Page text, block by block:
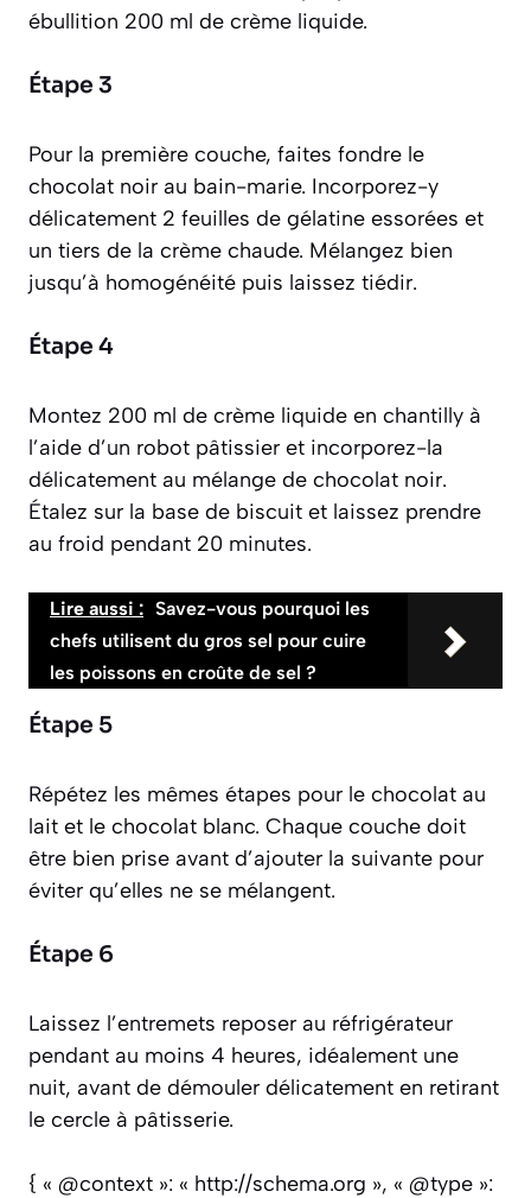
ébullition 200 ml de crème liquide.
Étape 3
Pour la première couche, faites fondre le
chocolat noir au bain-marie. Incorporez-y
délicatement 2 feuilles de gélatine essorées et
un tiers de la crème chaude. Mélangez bien
jusqu’à homogénéité puis laissez tiédir.
Étape 4
Montez 200 ml de crème liquide en chantilly à
l’aide d’un robot pâtissier et incorporez-la
délicatement au mélange de chocolat noir.
Étalez sur la base de biscuit et laissez prendre
au froid pendant 20 minutes.
Lire aussi : Savez-vous pourquoi les
chefs utilisent du gros sel pour cuire
les poissons en croûte de sel ?
Étape 5
Répétez les mêmes étapes pour le chocolat au
lait et le chocolat blanc. Chaque couche doit
être bien prise avant d’ajouter la suivante pour
éviter qu’elles ne se mélangent.
Étape 6
Laissez l’entremets reposer au réfrigérateur
pendant au moins 4 heures, idéalement une
nuit, avant de démouler délicatement en retirant
le cercle à pâtisserie.
{ « @context »: « http://schema.org », « @type »: